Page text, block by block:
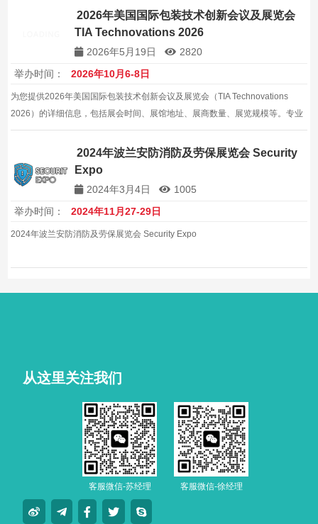
2026年美国国际包装技术创新会议及展览会
TIA Technovations 2026
2026年5月19日
2820
举办时间：
2026年10月6-8日
为您提供2026年美国国际包装技术创新会议及展览会（TIA Technovations
2026）的详细信息，包括展会时间、展馆地址、展商数量、展览规模等。专业
的展会信息服务，帮助企业拓展美国及全球包装机械市场。
2024年波兰安防消防及劳保展览会 Security
Expo
2024年3月4日
1005
举办时间：
2024年11月27-29日
2024年波兰安防消防及劳保展览会 Security Expo
从这里关注我们
客服微信-苏经理 客服微信-徐经理